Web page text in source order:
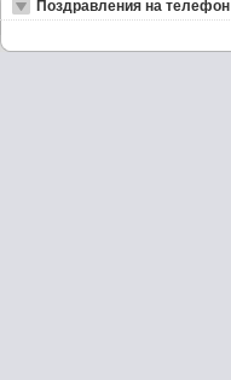
Поздравления на телефон